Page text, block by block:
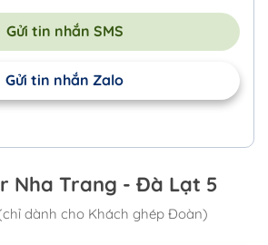
Gửi tin nhắn SMS
Gửi tin nhắn Zalo
Nha Trang - Đà Lạt 5
dành cho Khách ghép Đoàn)